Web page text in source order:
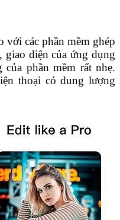
với các phần mềm ghép
giao diện của ứng dụng
phần mềm rất nhẹ.
thoại có dung lượng